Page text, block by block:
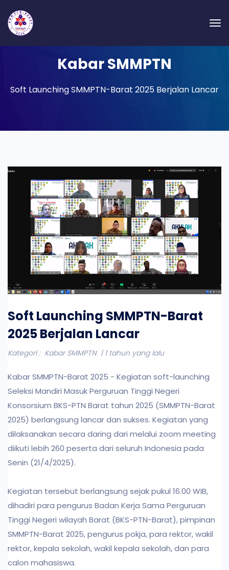
Kabar SMMPTN
Soft Launching SMMPTN-Barat 2025 Berjalan Lancar
Soft Launching SMMPTN-Barat
2025 Berjalan Lancar
Kategori : Kabar SMMPTN | 1 tahun yang lalu
Kabar SMMPTN-Barat 2025 - Kegiatan soft-launching
Seleksi Mandiri Masuk Perguruan Tinggi Negeri
Konsorsium BKS-PTN Barat tahun 2025 (SMMPTN-Barat
2025) berlangsung lancar dan sukses. Kegiatan yang
dilaksanakan secara daring dari melalui zoom meeting
diikuti lebih 260 peserta dari seluruh Indonesia pada
Senin (21/4/2025).
Kegiatan tersebut berlangsung sejak pukul 16.00 WIB,
dihadiri para pengurus Badan Kerja Sama Perguruan
Tinggi Negeri wilayah Barat (BKS-PTN-Barat), pimpinan
SMMPTN-Barat 2025, pengurus pokja, para rektor, wakil
rektor, kepala sekolah, wakil kepala sekolah, dan para
calon mahasiswa.